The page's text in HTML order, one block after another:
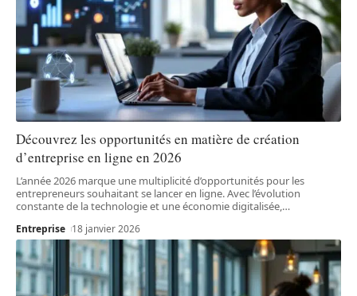
Découvrez les opportunités en matière de création
d’entreprise en ligne en 2026
L’année 2026 marque une multiplicité d’opportunités pour les
entrepreneurs souhaitant se lancer en ligne. Avec l’évolution
constante de la technologie et une économie digitalisée, …
Entreprise 18 janvier 2026